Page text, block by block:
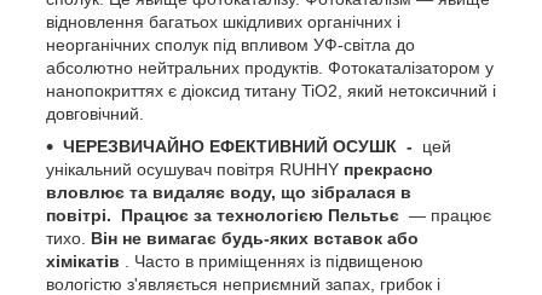
відновлення багатьох шкідливих органічних і
неорганічних сполук під впливом УФ-світла до
абсолютно нейтральних продуктів. Фотокаталізатором у
нанопокриттях є діоксид титану TiO2, який нетоксичний і
довговічний.
ЧЕРЕЗВИЧАЙНО ЕФЕКТИВНИЙ ОСУШК -
цей
унікальний осушувач повітря RUHHY прекрасно
вловлює та видаляє воду, що зібралася в
повітрі.
Працює за технологією Пельтьє — працює
тихо. Він не вимагає будь-яких вставок або
хімікатів . Часто в приміщеннях із підвищеною
вологістю з'являється неприємний запах, грибок і